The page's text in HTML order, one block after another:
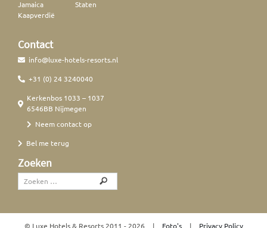
Jamaica
Kaapverdië
Staten
Contact
info@luxe-hotels-resorts.nl
+31 (0) 24 3240040
Kerkenbos 1033 – 1037
6546BB Nijmegen
Neem contact op
Bel me terug
Zoeken
© Luxe Hotels & Resorts 2011 - 2026 | Foto's | Privacy Policy